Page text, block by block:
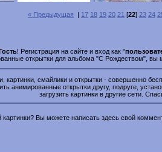
« Предыдущая | 17 18 19 20 21 [22] 23 24
! Регистрация на сайте и вход как "
открытки для альбома "С Рождеством", вы
картинки, смайлики и открытки - совершенно
анимированные открытки другу, подруге,
загрузить картинки в другие сети.
картинки? Вы можете написать здесь свой